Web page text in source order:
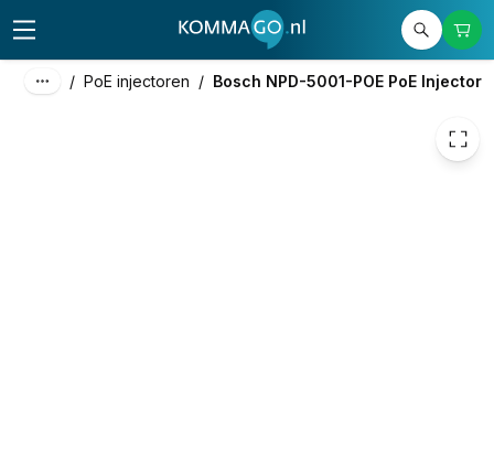
/ PoE injectoren / Bosch NPD-5001-POE PoE Injector
excl. btw